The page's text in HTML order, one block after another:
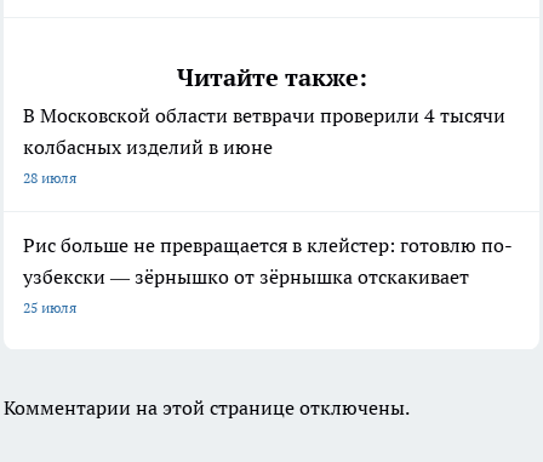
Читайте также:
В Московской области ветврачи проверили 4 тысячи
колбасных изделий в июне
28 июля
Рис больше не превращается в клейстер: готовлю по-
узбекски — зёрнышко от зёрнышка отскакивает
25 июля
Комментарии на этой странице отключены.